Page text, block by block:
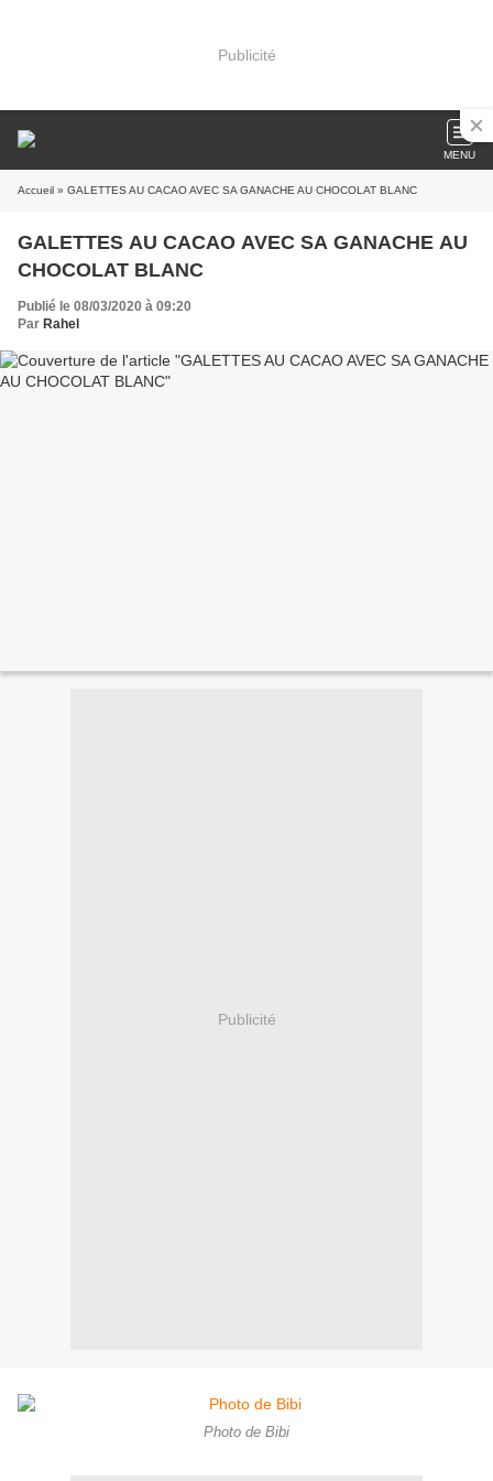
Publicité
MENU
Accueil » GALETTES AU CACAO AVEC SA GANACHE AU CHOCOLAT BLANC
GALETTES AU CACAO AVEC SA GANACHE AU
CHOCOLAT BLANC
Publié le 08/03/2020 à 09:20
Par Rahel
Publicité
Photo de Bibi